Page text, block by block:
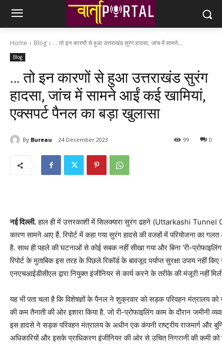
Home Blog ... तो इन कारणों से हुआ उत्तराखंड सुरंग हादसा, जांच में सामने...
Blog
… तो इन कारणों से हुआ उत्तराखंड सुरंग
हादसा, जांच में सामने आईं कई खामियां,
एक्सपर्ट पैनल का बड़ा खुलासा
By Bureau 24 December 2023 0
99
नई दिल्ली.हाल ही में उत्तरकाशी में सिलक्यारा सुरंग ढहने (Uttarkashi
कारण सामने आए हैं. रिपोर्ट में कहा गया सुरंग हादसे की वजहों में परियोजना का
है. साथ ही पहले की घटनाओं से कोई सबक नहीं सीखा गया और बिना ‘री-
रिपोर्ट के मुताबिक इस तरह के पिछले रिकॉर्ड के बावजूद पर्याप्त सुरक्षा उपाय नहीं
एनएचआईडीसीएल द्वारा नियुक्त इंजीनियर से कार्य करने के तरीके की मंजूरी नहीं
यह भी पता चला है कि विशेषज्ञों के पैनल ने शुक्रवार को सड़क परिवहन मंत्रालय
की कम तैनाती की ओर इशारा किया है. जो री-प्रोफाइलिंग काम के दौरान जमीनी
इस हादसे ने सड़क परिवहन मंत्रालय के अधीन एक कंपनी राष्ट्रीय राजमार्ग और
अधिकारियों और इसके प्राधिकरण इंजीनियर की ओर से उचित निगरानी की कमी को